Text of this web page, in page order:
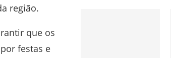
região.
que os
festas e